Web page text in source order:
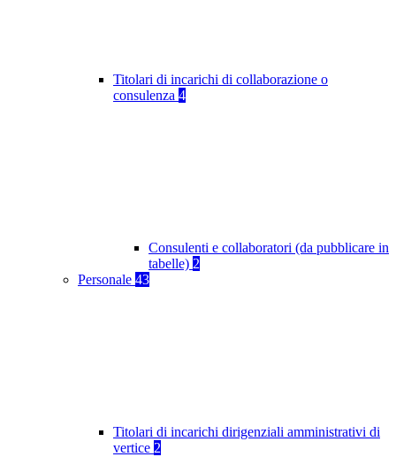
Titolari di incarichi di collaborazione o
consulenza 4
Consulenti e collaboratori (da pubblicare in
tabelle) 2
Personale 43
Titolari di incarichi dirigenziali amministrativi di
vertice 2